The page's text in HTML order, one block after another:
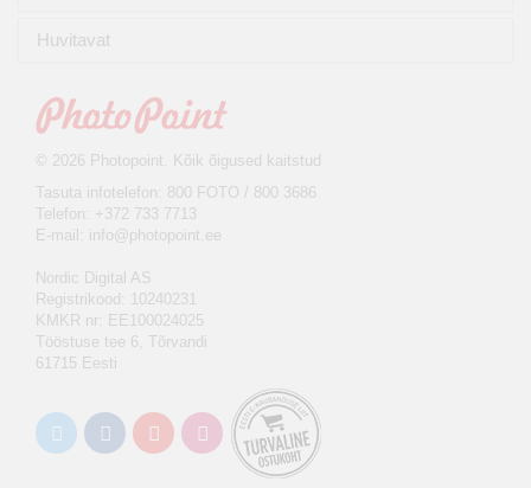
Huvitavat
© 2026 Photopoint. Kõik õigused kaitstud
Tasuta infotelefon: 800 FOTO / 800 3686
Telefon: +372 733 7713
E-mail: info@photopoint.ee
Nordic Digital AS
Registrikood: 10240231
KMKR nr: EE100024025
Tööstuse tee 6, Tõrvandi
61715 Eesti